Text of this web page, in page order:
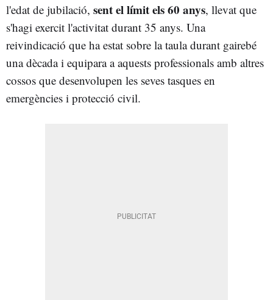
l'edat de jubilació, sent el límit els 60 anys, llevat que
s'hagi exercit l'activitat durant 35 anys. Una
reivindicació que ha estat sobre la taula durant gairebé
una dècada i equipara a aquests professionals amb altres
cossos que desenvolupen les seves tasques en
emergències i protecció civil.